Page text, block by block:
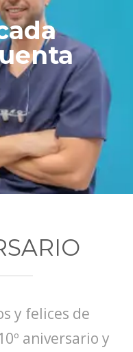
y felices de
aniversario y